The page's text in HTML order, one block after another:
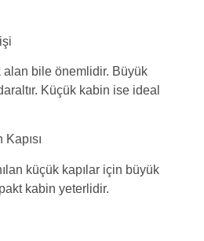
bile önemlidir. Büyük
Küçük kabin ise ideal
küçük kapılar için büyük
kabin yeterlidir.